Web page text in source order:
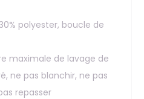
polyester, boucle de
maximale de lavage de
ne pas blanchir, ne pas
repasser